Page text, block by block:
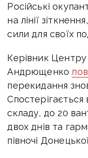
Російські
на лінії
сили для своїх
Керівник Центру
Андрющенко
перекидання
Спостерігається
складу, до 20
двох днів та
півночі